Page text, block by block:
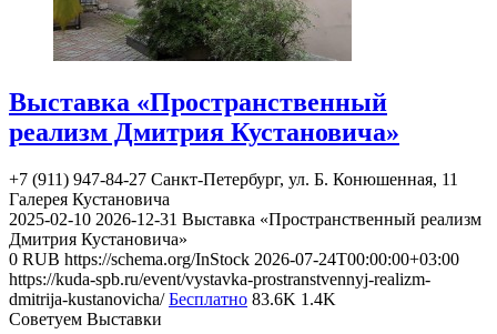
Выставка «Пространственный
реализм Дмитрия Кустановича»
+7 (911) 947-84-27 Санкт-Петербург, ул. Б. Конюшенная, 11
Галерея Кустановича
2025-02-10 2026-12-31 Выставка «Пространственный реализм
Дмитрия Кустановича»
0 RUB https://schema.org/InStock 2026-07-24T00:00:00+03:00
https://kuda-spb.ru/event/vystavka-prostranstvennyj-realizm-
dmitrija-kustanovicha/ Бесплатно 83.6K 1.4K
Советуем Выставки